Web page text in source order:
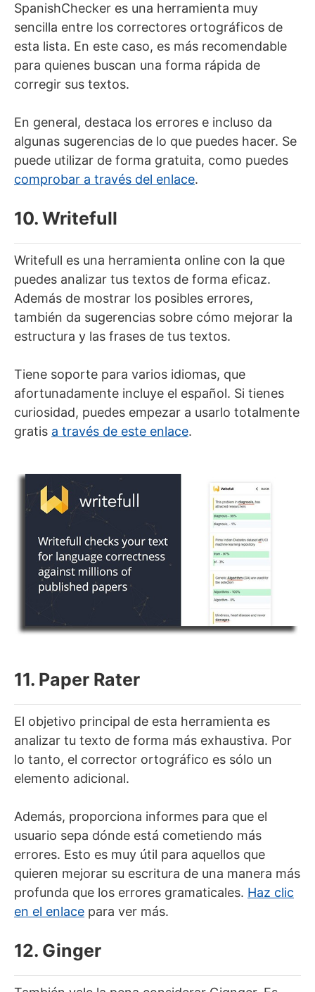
SpanishChecker es una herramienta muy
sencilla entre los correctores ortográficos de
esta lista. En este caso, es más recomendable
para quienes buscan una forma rápida de
corregir sus textos.
En general, destaca los errores e incluso da
algunas sugerencias de lo que puedes hacer. Se
puede utilizar de forma gratuita, como puedes
comprobar a través del enlace.
10. Writefull
Writefull es una herramienta online con la que
puedes analizar tus textos de forma eficaz.
Además de mostrar los posibles errores,
también da sugerencias sobre cómo mejorar la
estructura y las frases de tus textos.
Tiene soporte para varios idiomas, que
afortunadamente incluye el español. Si tienes
curiosidad, puedes empezar a usarlo totalmente
gratis a través de este enlace.
11. Paper Rater
El objetivo principal de esta herramienta es
analizar tu texto de forma más exhaustiva. Por
lo tanto, el corrector ortográfico es sólo un
elemento adicional.
Además, proporciona informes para que el
usuario sepa dónde está cometiendo más
errores. Esto es muy útil para aquellos que
quieren mejorar su escritura de una manera más
profunda que los errores gramaticales. Haz clic
en el enlace para ver más.
12. Ginger